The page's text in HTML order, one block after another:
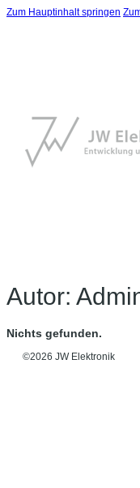
Zum Hauptinhalt springen
Autor:
Nichts gefunden.
©2026 JW Elektronik